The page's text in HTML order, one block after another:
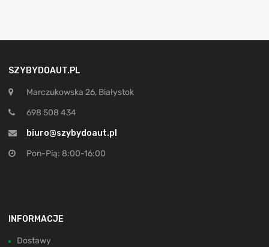
SZYBYDOAUT.PL
Marczukowska 26, Białystok
698 508 434
biuro@szybydoaut.pl
Pon-Pią: 8:00-16:00
INFORMACJE
Dostawy